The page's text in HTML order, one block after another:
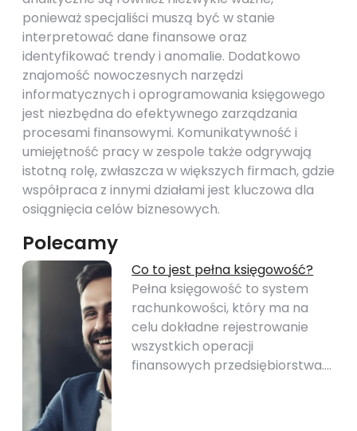
ponieważ specjaliści muszą być w stanie
interpretować dane finansowe oraz
identyfikować trendy i anomalie. Dodatkowo
znajomość nowoczesnych narzędzi
informatycznych i oprogramowania księgowego
jest niezbędna do efektywnego zarządzania
procesami finansowymi. Komunikatywność i
umiejętność pracy w zespole także odgrywają
istotną rolę, zwłaszcza w większych firmach, gdzie
współpraca z innymi działami jest kluczowa dla
osiągnięcia celów biznesowych.
Polecamy
Co to jest pełna księgowość?
Pełna księgowość to system
rachunkowości, który ma na
celu dokładne rejestrowanie
wszystkich operacji
finansowych przedsiębiorstwa.…